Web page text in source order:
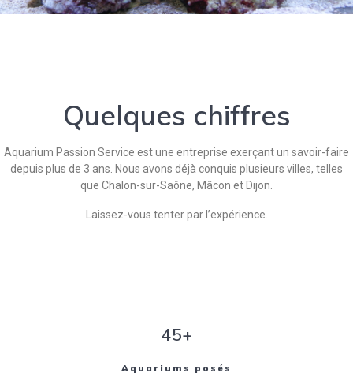
Quelques chiffres
Aquarium Passion Service est une entreprise exerçant un savoir-faire
depuis plus de 3 ans. Nous avons déjà conquis plusieurs villes, telles
que Chalon-sur-Saône, Mâcon et Dijon.
Laissez-vous tenter par l’expérience.
45+
Aquariums posés